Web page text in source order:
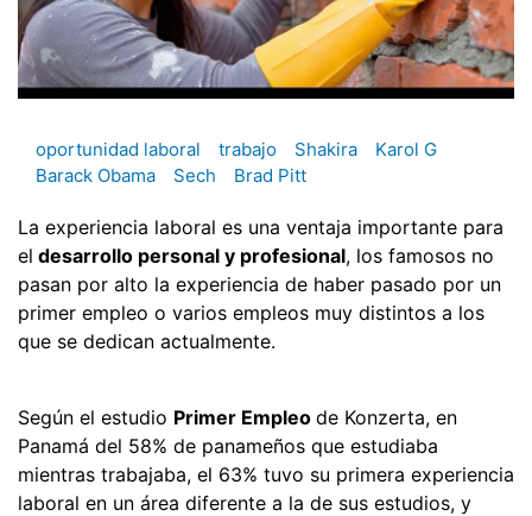
oportunidad laboral trabajo Shakira
Karol G
Barack Obama
Sech Brad Pitt
La experiencia laboral es una ventaja importante para
el desarrollo personal y profesional, los famosos no
pasan por alto la experiencia de haber pasado por un
primer empleo o varios empleos muy distintos a los
que se dedican actualmente.
Según el estudio Primer Empleo de Konzerta, en
Panamá del 58% de panameños que estudiaba
mientras trabajaba, el 63% tuvo su primera experiencia
laboral en un área diferente a la de sus estudios, y